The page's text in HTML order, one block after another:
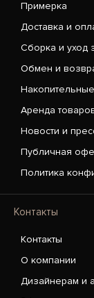
Примерка
Доставка и
Сборка и уход
Обмен и
Аренда
Новости и
Публичная
Политика
Контакты
Контакты
О компании
Дизайнерам и